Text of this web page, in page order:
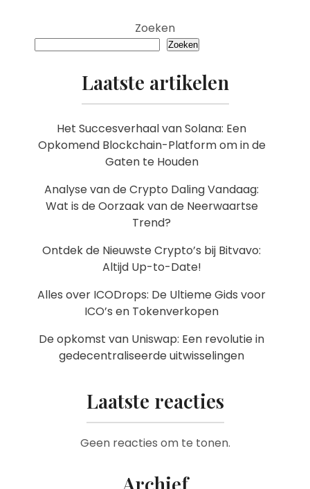
Zoeken
Zoeken
Laatste artikelen
Het Succesverhaal van Solana: Een
Opkomend Blockchain-Platform om in de
Gaten te Houden
Analyse van de Crypto Daling Vandaag:
Wat is de Oorzaak van de Neerwaartse
Trend?
Ontdek de Nieuwste Crypto’s bij Bitvavo:
Altijd Up-to-Date!
Alles over ICODrops: De Ultieme Gids voor
ICO’s en Tokenverkopen
De opkomst van Uniswap: Een revolutie in
gedecentraliseerde uitwisselingen
Laatste reacties
Geen reacties om te tonen.
Archief